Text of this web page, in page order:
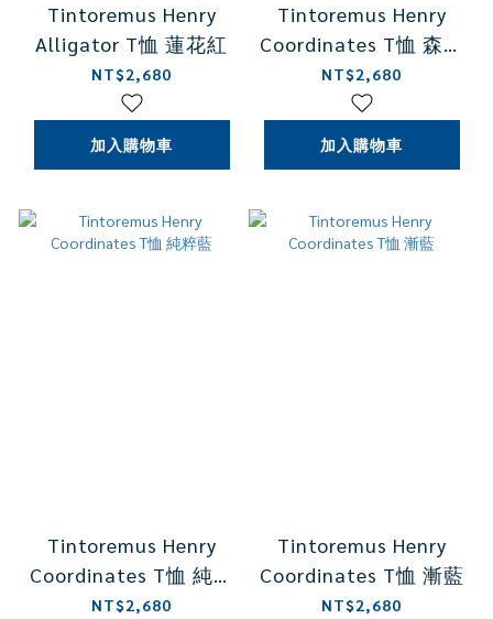
Tintoremus Henry
Alligator T恤 蓮花紅
NT$2,680
加入購物車
Tintoremus Henry
Coordinates T恤 森林
綠
NT$2,680
加入購物車
Tintoremus Henry
Coordinates T恤 純粹
藍
NT$2,680
Tintoremus Henry
Coordinates T恤 漸藍
NT$2,680